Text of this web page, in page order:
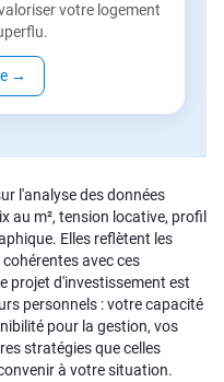
votre logement
→
l'analyse des données
au m², tension locative, profil
Elles reflètent les
avec ces
projet d'investissement est
personnels : votre capacité
pour la gestion, vos
stratégies que celles
à votre situation.